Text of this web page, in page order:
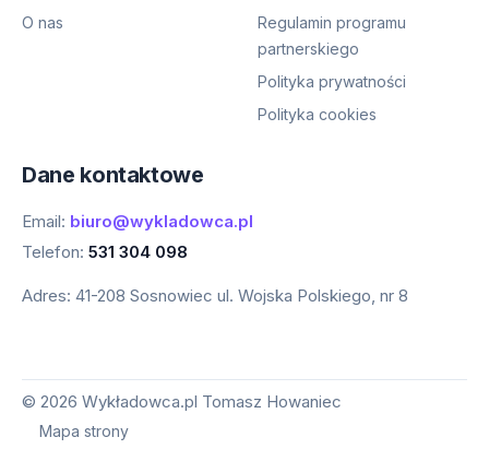
O nas
Regulamin programu
partnerskiego
Polityka prywatności
Polityka cookies
Dane kontaktowe
Email: biuro@wykladowca.pl
Telefon: 531 304 098
Adres: 41-208 Sosnowiec ul. Wojska Polskiego, nr 8
© 2026 Wykładowca.pl Tomasz Howaniec
Mapa strony